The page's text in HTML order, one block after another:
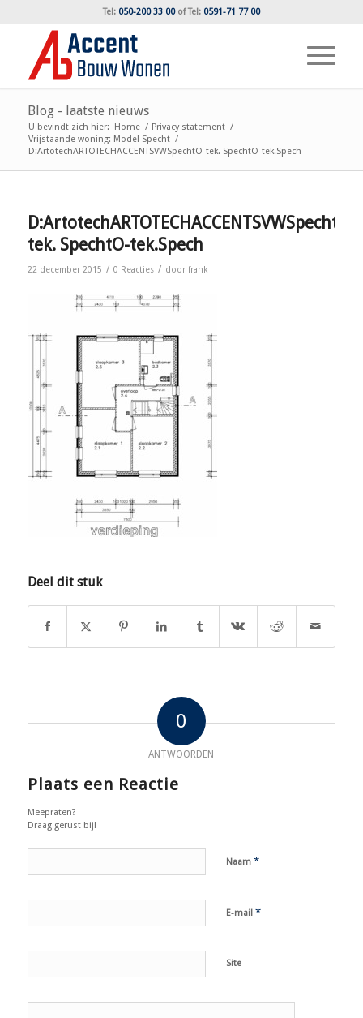
Tel: 050-200 33 00ofTel: 0591-71 77 00
Blog - laatste nieuws
U bevindt zich hier: Home / Privacy statement /
Vrijstaande woning: Model Specht /
D:ArtotechARTOTECHACCENTSVWSpechtO-tek. SpechtO-tek.Spech
D:ArtotechARTOTECHACCENTSVWSpechtO-
tek. SpechtO-tek.Spech
22 december 2015 / 0 Reacties / door frank
Deel dit stuk
0
ANTWOORDEN
Plaats een Reactie
Meepraten?
Draag gerust bij!
Naam *
E-mail *
Site